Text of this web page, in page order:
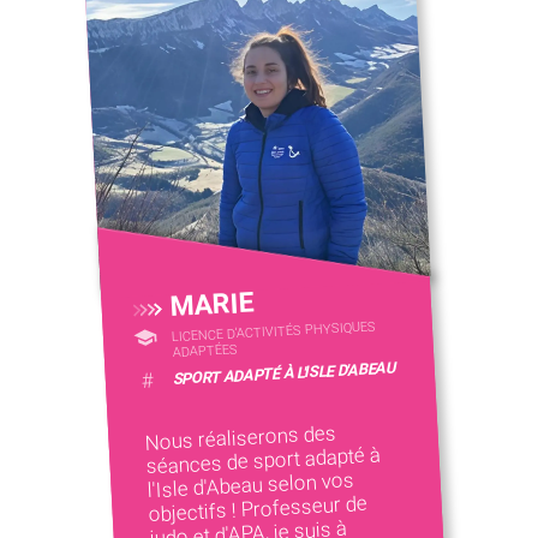
MARIE
LICENCE D’ACTIVITÉS PHYSIQUES
ADAPTÉES
# SPORT ADAPTÉ À L'ISLE D'ABEAU
Nous réaliserons des
séances de sport adapté à
l'Isle d'Abeau selon vos
objectifs ! Professeur de